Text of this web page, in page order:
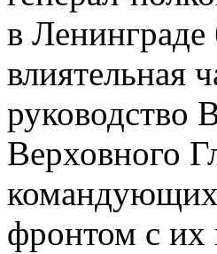
в Ленинграде
влиятельная
руководство
Верховного
фронтом с